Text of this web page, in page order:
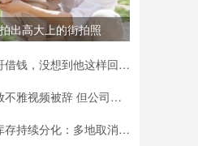
出高大上的街拍照
家里装修找我哥借钱，没想到他这样回复我，
的哥载女乘客放不雅视频被辞 但公司称非黄
三四线城市去库存持续分化：多地取消购房补